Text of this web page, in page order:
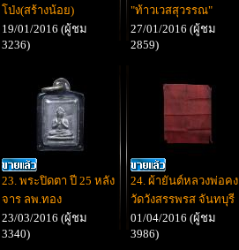
โป่ง(สร้างน้อย)
19/01/2016 (ผู้ชม
3236)
"ท้าวเวสสุวรรณ"
27/01/2016 (ผู้ชม
2859)
23. พระปิดตา ปี 25 หลัง
จาร ลพ.ทอง
23/03/2016 (ผู้ชม
3340)
24. ผ้ายันต์หลวงพ่อคง
วัดวังสรรพรส จันทบุรี
01/04/2016 (ผู้ชม
3986)